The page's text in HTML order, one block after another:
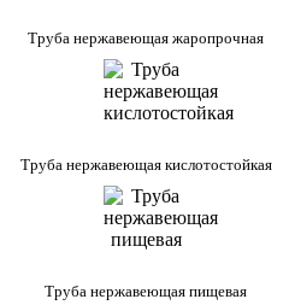
Труба нержавеющая жаропрочная
Труба нержавеющая кислотостойкая
Труба нержавеющая пищевая